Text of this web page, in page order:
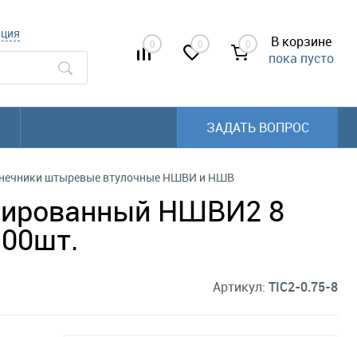
0 0 0
В корзине
пока пусто
ЗАДАТЬ ВОПРОС
штыревые втулочные НШВИ и НШВ
НШВИ2 8
Артикул: TIC2-0.75-8